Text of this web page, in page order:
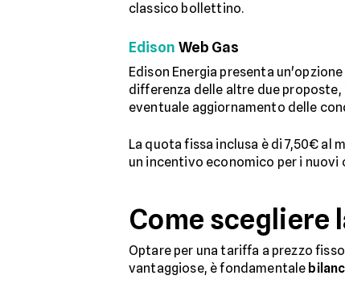
classico bollettino.
Edison Web Gas
Edison Energia presenta
differenza delle altre due proposte,
eventuale aggiornamento delle
La quota fissa inclusa è di 7,50€ al
un incentivo economico per i
Come scegliere
Optare per una tariffa a prezzo
vantaggiose, è fondamentale